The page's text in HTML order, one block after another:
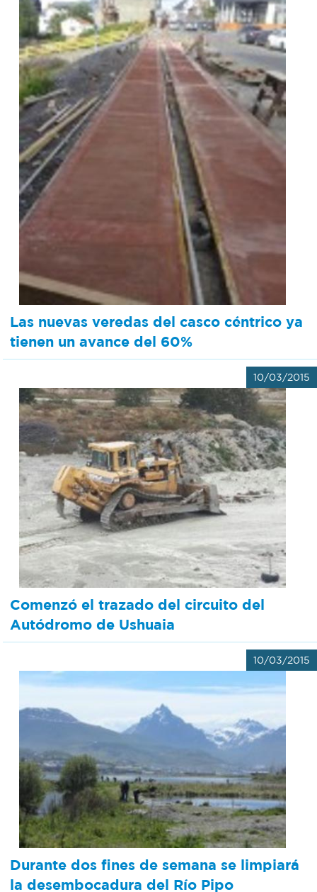
Las nuevas veredas del casco céntrico ya
tienen un avance del 60%
10/03/2015
Comenzó el trazado del circuito del
Autódromo de Ushuaia
10/03/2015
Durante dos fines de semana se limpiará
la desembocadura del Río Pipo